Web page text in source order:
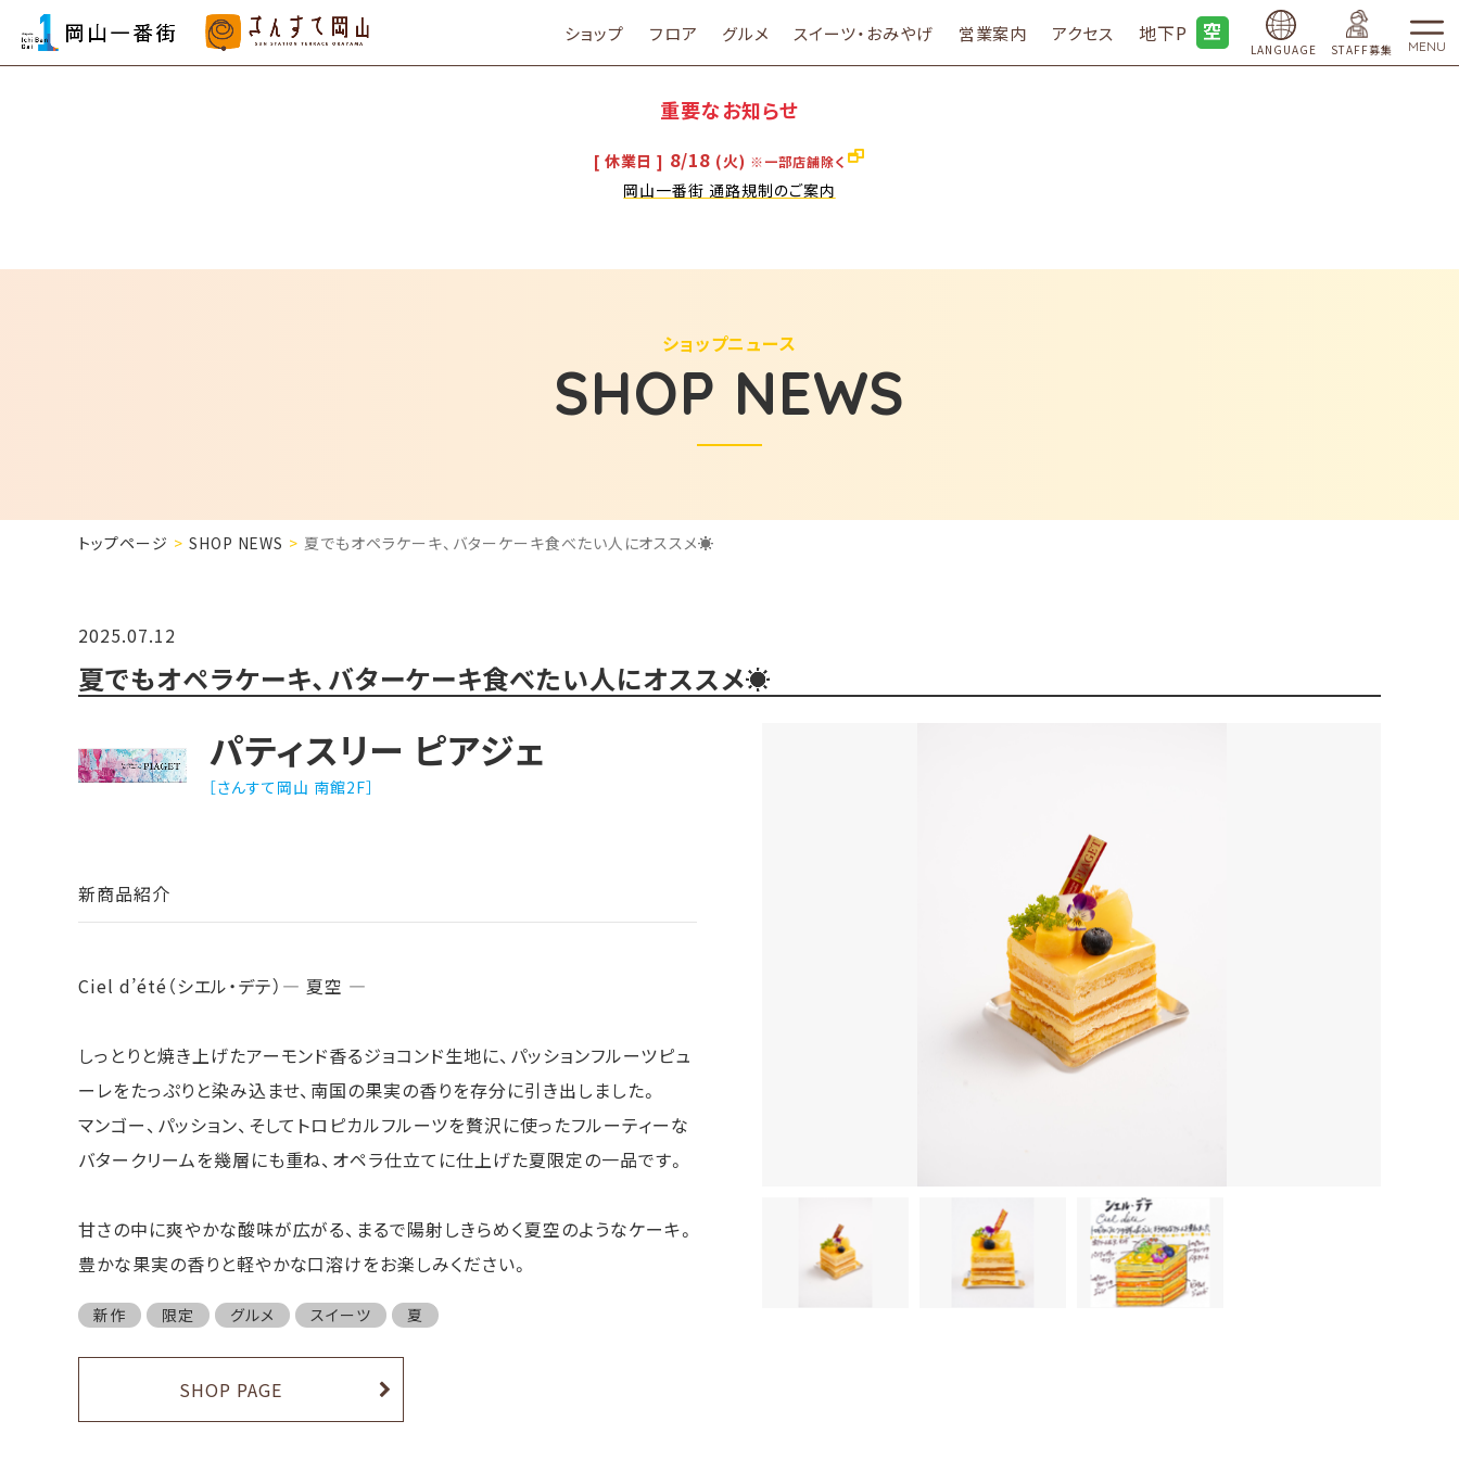
ショップ フロア グルメ スイーツ・おみやげ 営業案内 アクセス 地下P
LANGUAGE STAFF募集 MENU
重要なお知らせ
[ 休業日 ] 8/18 (火) ※一部店舗除く
岡山一番街 通路規制のご案内
SHOP NEWS
ショップニュース
トップページ SHOP NEWS 夏でもオペラケーキ、バターケーキ食べたい人にオススメ☀️
2025.07.12
夏でもオペラケーキ、バターケーキ食べたい人にオススメ☀️
パティスリー ピアジェ
［さんすて岡山 南館2F］
新商品紹介
Ciel d’été（シエル・デテ）― 夏空 ―
しっとりと焼き上げたアーモンド香るジョコンド生地に、パッションフルーツピュ
ーレをたっぷりと染み込ませ、南国の果実の香りを存分に引き出しました。
マンゴー、パッション、そしてトロピカルフルーツを贅沢に使ったフルーティーな
バタークリームを幾層にも重ね、オペラ仕立てに仕上げた夏限定の一品です。
甘さの中に爽やかな酸味が広がる、まるで陽射しきらめく夏空のようなケーキ。
豊かな果実の香りと軽やかな口溶けをお楽しみください。
新作 限定 グルメ スイーツ 夏
SHOP PAGE